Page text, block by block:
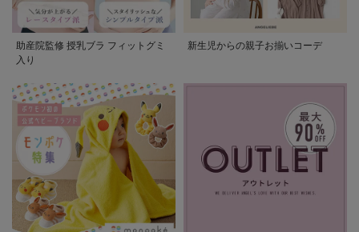
助産院監修 授乳ブラ フィットグミ
入り
新生児からの親子お揃いコーデ